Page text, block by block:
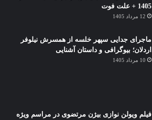
1405 + علت فوت
12 مرداد 1405
ماجرای جدایی سپهر خلسه از همسرش نیلوفر
اردلان؛ بیوگرافی و داستان آشنایی
10 مرداد 1405
فیلم ویولن نوازی بیژن مرتضوی در مراسم ویژه